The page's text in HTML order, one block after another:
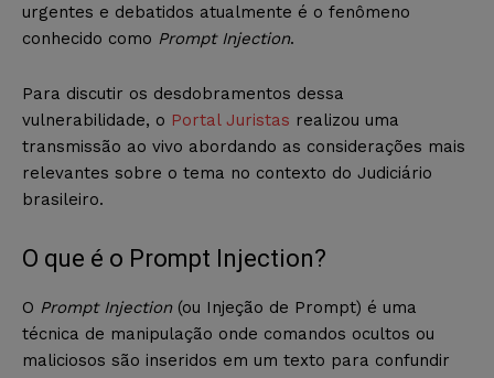
urgentes e debatidos atualmente é o fenômeno
conhecido como Prompt Injection.
Para discutir os desdobramentos dessa
vulnerabilidade, o Portal Juristas realizou uma
transmissão ao vivo abordando as considerações mais
relevantes sobre o tema no contexto do Judiciário
brasileiro.
O que é o Prompt Injection?
O Prompt Injection(ou Injeção de Prompt) é uma
técnica de manipulação onde comandos ocultos ou
maliciosos são inseridos em um texto para confundir